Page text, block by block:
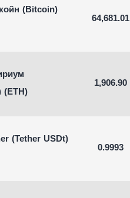
(Bitcoin)
64,681.01
(ETH)
1,906.90
(Tether USDt)
0.9993